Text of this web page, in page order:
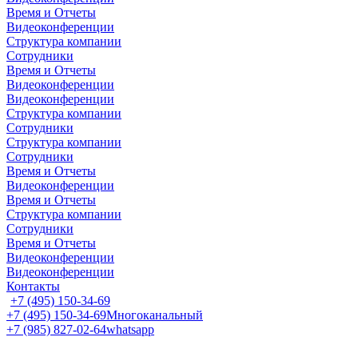
Время и Отчеты
Видеоконференции
Структура компании
Сотрудники
Время и Отчеты
Видеоконференции
Видеоконференции
Структура компании
Сотрудники
Структура компании
Сотрудники
Время и Отчеты
Видеоконференции
Время и Отчеты
Структура компании
Сотрудники
Время и Отчеты
Видеоконференции
Видеоконференции
Контакты
+7 (495) 150-34-69
+7 (495) 150-34-69Многоканальный
+7 (985) 827-02-64whatsapp